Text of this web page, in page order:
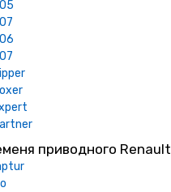
приводного Renault